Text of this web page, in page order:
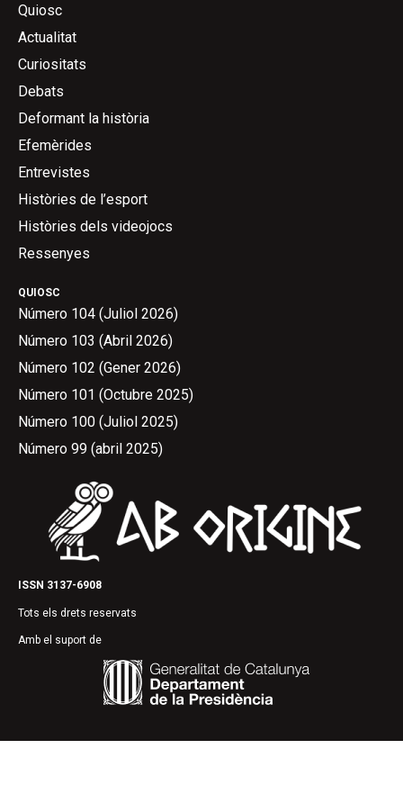
ISSN 3137-6908
Tots els drets reservats
Amb el suport de
QUIOSC
Número 104 (Juliol 2026)
Número 103 (Abril 2026)
Número 102 (Gener 2026)
Número 101 (Octubre 2025)
Número 100 (Juliol 2025)
Número 99 (abril 2025)
Quiosc
Actualitat
Curiositats
Debats
Deformant la història
Efemèrides
Entrevistes
Històries de l’esport
Històries dels videojocs
Ressenyes